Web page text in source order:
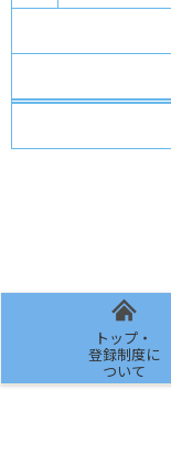
トップ・
登録制度に
ついて